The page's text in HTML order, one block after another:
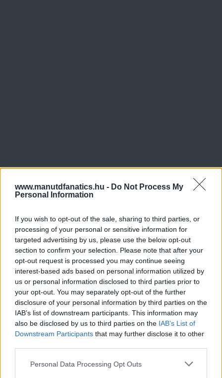
www.manutdfanatics.hu - Do Not Process My
Personal Information
If you wish to opt-out of the sale, sharing to third parties, or
processing of your personal or sensitive information for
targeted advertising by us, please use the below opt-out
section to confirm your selection. Please note that after your
opt-out request is processed you may continue seeing
interest-based ads based on personal information utilized by
us or personal information disclosed to third parties prior to
your opt-out. You may separately opt-out of the further
disclosure of your personal information by third parties on the
IAB’s list of downstream participants. This information may
also be disclosed by us to third parties on the IAB’s List of
Downstream Participants that may further disclose it to other
Please note that this website/app uses one or more Google
Personal Data Processing Opt Outs
Meccs Center